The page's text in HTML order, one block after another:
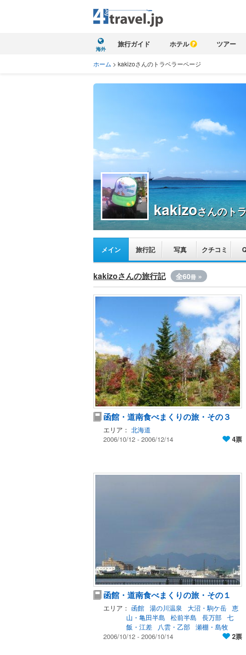
海外
旅行ガイド ホテル ツアー
ホーム > kakizoさんのトラベラーページ
kakizoさんのト
メイン 旅行記 写真 クチコミ
kakizoさんの旅行記 全60冊 »
函館・道南食べまくりの旅・その３
エリア： 北海道
2006/10/12 - 2006/12/14
4票
函館・道南食べまくりの旅・その１
エリア： 函館 湯の川温泉 大沼・駒ケ岳 恵
山・亀田半島
松前半島 長万部
七
飯・江差
八雲・乙部
瀬棚・島牧
2006/10/12 - 2006/10/14
2票